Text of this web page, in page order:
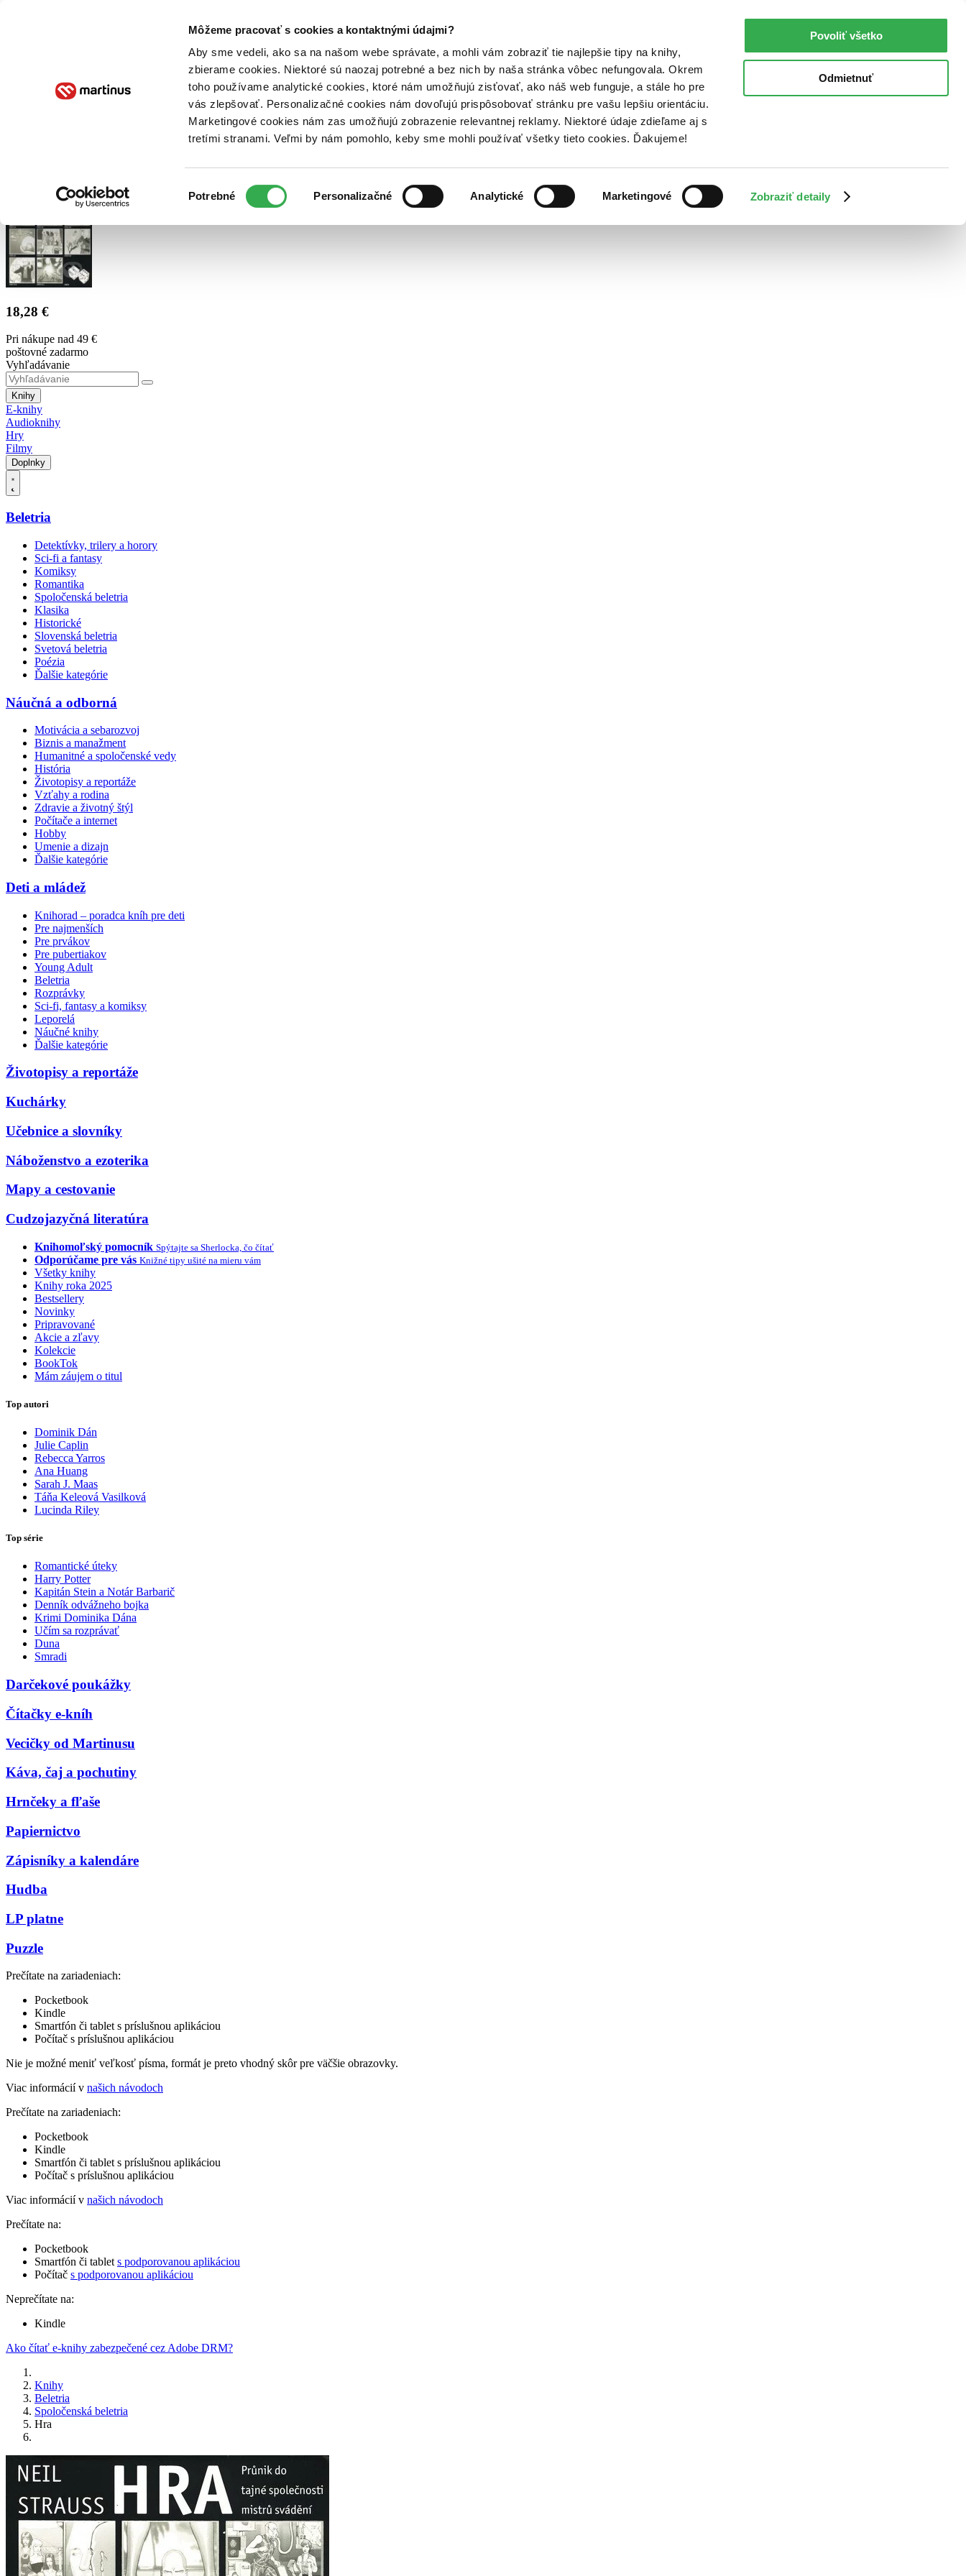
Môžeme pracovať s cookies a kontaktnými údajmi?
Aby sme vedeli, ako sa na našom webe správate, a mohli vám zobraziť tie najlepšie tipy na knihy,
zbierame cookies. Niektoré sú naozaj potrebné a bez nich by naša stránka vôbec nefungovala. Okrem
toho používame analytické cookies, ktoré nám umožňujú zisťovať, ako náš web funguje, a stále ho pre
vás zlepšovať. Personalizačné cookies nám dovoľujú prispôsobovať stránku pre vašu lepšiu orientáciu.
Marketingové cookies nám zas umožňujú zobrazenie relevantnej reklamy. Niektoré údaje zdieľame aj s
tretími stranami. Veľmi by nám pomohlo, keby sme mohli používať všetky tieto cookies. Ďakujeme!
súhlasu
Potrebné Personalizačné Analytické Marketingové Zobraziť detaily
Povoliť všetko
Odmietnuť
Poukážky Kontakt
18,28 €
Pri nákupe nad 49 €
poštovné zadarmo
Vyhľadávanie
Knihy
E-knihy
Audioknihy
Hry
Filmy
Doplnky
Beletria
Detektívky, trilery a horory
Sci-fi a fantasy
Komiksy
Romantika
Spoločenská beletria
Klasika
Historické
Slovenská beletria
Svetová beletria
Poézia
Ďalšie kategórie
Náučná a odborná
Motivácia a sebarozvoj
Biznis a manažment
Humanitné a spoločenské vedy
História
Životopisy a reportáže
Vzťahy a rodina
Zdravie a životný štýl
Počítače a internet
Hobby
Umenie a dizajn
Ďalšie kategórie
Deti a mládež
Knihorad – poradca kníh pre deti
Pre najmenších
Pre prvákov
Pre pubertiakov
Young Adult
Beletria
Rozprávky
Sci-fi, fantasy a komiksy
Leporelá
Náučné knihy
Ďalšie kategórie
Životopisy a reportáže
Kuchárky
Učebnice a slovníky
Náboženstvo a ezoterika
Mapy a cestovanie
Cudzojazyčná literatúra
Knihomoľský pomocník Spýtajte sa Sherlocka, čo čítať
Odporúčame pre vás Knižné tipy ušité na mieru vám
Všetky knihy
Knihy roka 2025
Bestsellery
Novinky
Pripravované
Akcie a zľavy
Kolekcie
BookTok
Mám záujem o titul
Top autori
Dominik Dán
Julie Caplin
Rebecca Yarros
Ana Huang
Sarah J. Maas
Táňa Keleová Vasilková
Lucinda Riley
Top série
Romantické úteky
Harry Potter
Kapitán Stein a Notár Barbarič
Denník odvážneho bojka
Krimi Dominika Dána
Učím sa rozprávať
Duna
Smradi
Darčekové poukážky
Čítačky e-kníh
Vecičky od Martinusu
Káva, čaj a pochutiny
Hrnčeky a fľaše
Papiernictvo
Zápisníky a kalendáre
Hudba
LP platne
Puzzle
Prečítate na zariadeniach:
Pocketbook
Kindle
Smartfón či tablet s príslušnou aplikáciou
Počítač s príslušnou aplikáciou
Nie je možné meniť veľkosť písma, formát je preto vhodný skôr pre väčšie obrazovky.
Viac informácií v našich návodoch
Prečítate na zariadeniach:
Pocketbook
Kindle
Smartfón či tablet s príslušnou aplikáciou
Počítač s príslušnou aplikáciou
Viac informácií v našich návodoch
Prečítate na:
Pocketbook
Smartfón či tablet s podporovanou aplikáciou
Počítač s podporovanou aplikáciou
Neprečítate na:
Kindle
Ako čítať e-knihy zabezpečené cez Adobe DRM?
Knihy
Beletria
Spoločenská beletria
Hra